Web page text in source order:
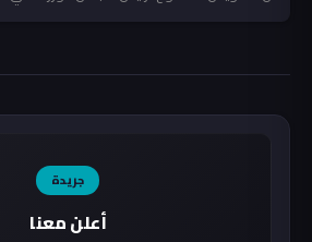
جريدة
أعلن معنا